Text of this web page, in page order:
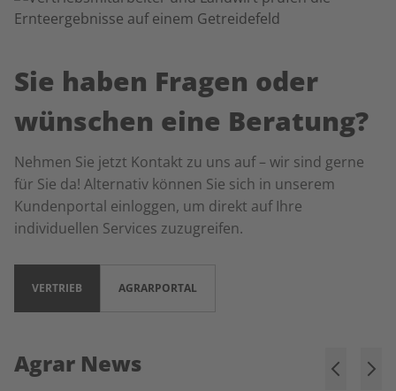
Sie haben Fragen oder
wünschen eine Beratung?
Nehmen Sie jetzt Kontakt zu uns auf – wir sind gerne
für Sie da! Alternativ können Sie sich in unserem
Kundenportal einloggen, um direkt auf Ihre
individuellen Services zuzugreifen.
VERTRIEB AGRARPORTAL
Agrar News